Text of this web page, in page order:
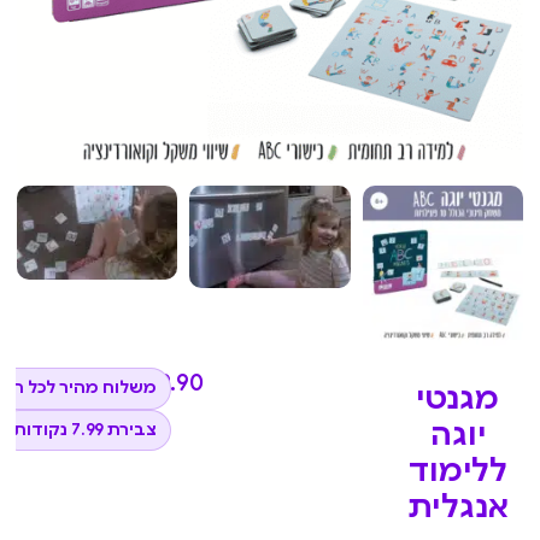
מגנטי
יוגה
ללימוד
אנגלית
₪79.90משלוח מהיר לכל
צבירת 7.99 נקודות